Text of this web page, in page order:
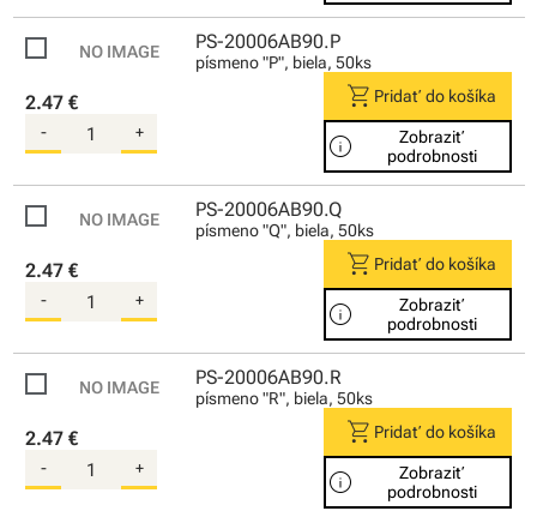
PS-20006AB90.P
písmeno "P", biela, 50ks
2.47 €
- +
shopping_cart Pridať do košíka
info
Zobraziť
podrobnosti
PS-20006AB90.Q
písmeno "Q", biela, 50ks
2.47 €
- +
shopping_cart Pridať do košíka
info
Zobraziť
podrobnosti
PS-20006AB90.R
písmeno "R", biela, 50ks
2.47 €
- +
shopping_cart Pridať do košíka
info
Zobraziť
podrobnosti